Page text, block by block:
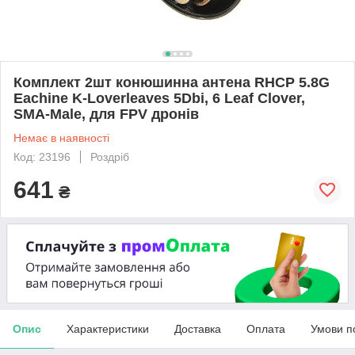
Комплект 2шт конюшинна антена RHCP 5.8G
Eachine K-Loverleaves 5Dbi, 6 Leaf Clover,
SMA-Male, для FPV дронів
Немає в наявності
Код: 23196
Роздріб
641 ₴
Опис Характеристики Доставка Оплата Умови